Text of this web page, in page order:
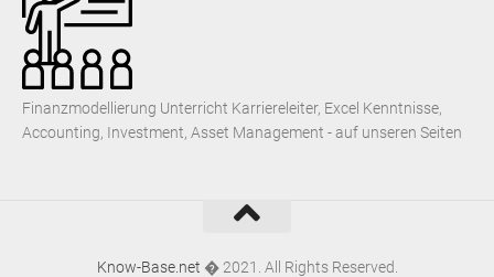
Finanzmodellierung Unterricht Karriereleiter, Excel Kenntnisse,
Accounting, Investment, Asset Management - auf unseren Seiten
Know-Base.net � 2021. All Rights Reserved.